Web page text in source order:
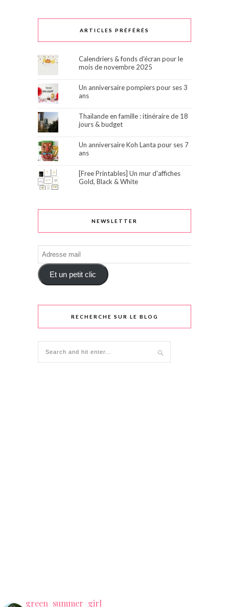
ARTICLES PRÉFÉRÉS
Calendriers & fonds d'écran pour le
mois de novembre 2025
Un anniversaire pompiers pour ses 3
ans
Thaïlande en famille : itinéraire de 18
jours & budget
Un anniversaire Koh Lanta pour ses 7
ans
[Free Printables] Un mur d'affiches
Gold, Black & White
NEWSLETTER
Adresse
mail
Et un petit clic
RECHERCHE SUR LE BLOG
green_summer_girl